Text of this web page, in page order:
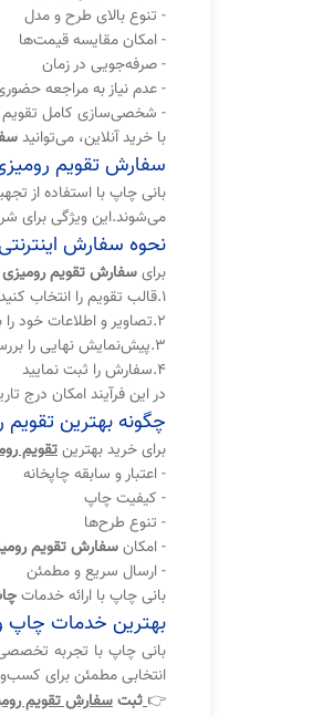
- تنوع بالای طرح و مدل
- امکان مقایسه قیمت‌ها
- صرفه‌جویی در زمان
- عدم نیاز به مراجعه
- شخصی‌سازی کامل تقویم
با خرید آنلاین، می‌توانید
سفارش تقویم
بانی چاپ با استفاده از
می‌شوند.این ویژگی برای
نحوه سفارش
برایسفارش تقویم رومیزی
1.قالب تقویم را انتخاب کنید
2.تصاویر و اطلاعات خود را بارگذاری نمایید
3.پیش‌نمایش نهایی را بررسی کنید
4.سفارش را ثبت نمایید
در این فرآیند امکان درج
چگونه بهترین تقویم
برای خرید بهترینتقویم
- اعتبار و سابقه چاپخانه
- کیفیت چاپ
- تنوع طرح‌ها
- امکانسفارش تقویم
- ارسال سریع و مطمئن
بانی چاپ با ارائه خدمات
بهترین خدمات چاپ
بانی چاپ با تجربه
انتخابی مطمئن برای
👉 ثبتسفارش تقویم